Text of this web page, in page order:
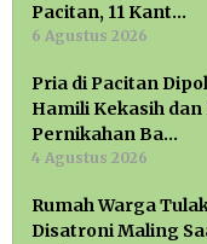
Pacitan, 11 Kant…
6 Agustus 2026
Pria di Pacitan
Hamili Kekasih dan
Pernikahan Ba…
4 Agustus 2026
Rumah Warga
Disatroni Maling